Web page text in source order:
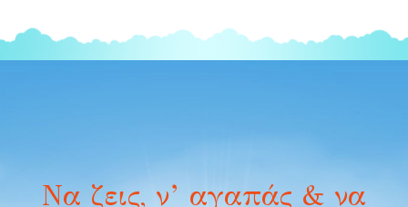
Να ζεις, ν’ αγαπάς & να